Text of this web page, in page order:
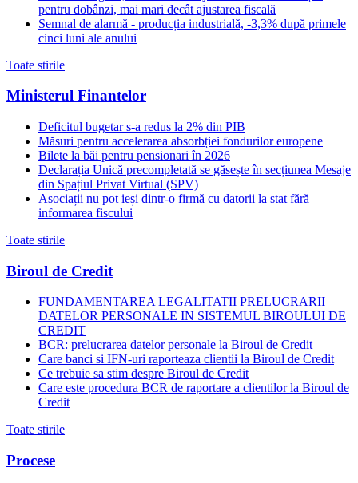
pentru dobânzi, mai mari decât ajustarea fiscală
Semnal de alarmă - producția industrială, -3,3% după primele
cinci luni ale anului
Toate stirile
Ministerul Finantelor
Deficitul bugetar s-a redus la 2% din PIB
Măsuri pentru accelerarea absorbției fondurilor europene
Bilete la băi pentru pensionari în 2026
Declarația Unică precompletată se găsește în secțiunea Mesaje
din Spațiul Privat Virtual (SPV)
Asociații nu pot ieși dintr-o firmă cu datorii la stat fără
informarea fiscului
Toate stirile
Biroul de Credit
FUNDAMENTAREA LEGALITATII PRELUCRARII
DATELOR PERSONALE IN SISTEMUL BIROULUI DE
CREDIT
BCR: prelucrarea datelor personale la Biroul de Credit
Care banci si IFN-uri raporteaza clientii la Biroul de Credit
Ce trebuie sa stim despre Biroul de Credit
Care este procedura BCR de raportare a clientilor la Biroul de
Credit
Toate stirile
Procese